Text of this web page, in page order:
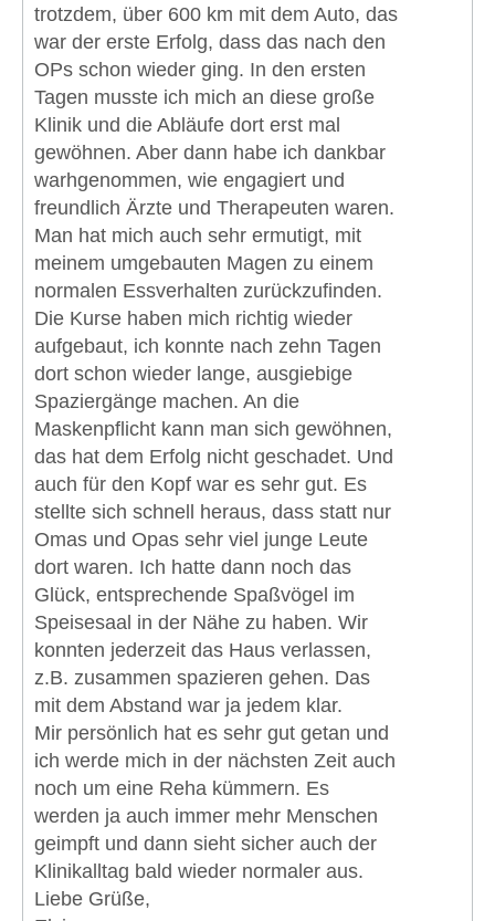
trotzdem, über 600 km mit dem Auto, das
war der erste Erfolg, dass das nach den
OPs schon wieder ging. In den ersten
Tagen musste ich mich an diese große
Klinik und die Abläufe dort erst mal
gewöhnen. Aber dann habe ich dankbar
warhgenommen, wie engagiert und
freundlich Ärzte und Therapeuten waren.
Man hat mich auch sehr ermutigt, mit
meinem umgebauten Magen zu einem
normalen Essverhalten zurückzufinden.
Die Kurse haben mich richtig wieder
aufgebaut, ich konnte nach zehn Tagen
dort schon wieder lange, ausgiebige
Spaziergänge machen. An die
Maskenpflicht kann man sich gewöhnen,
das hat dem Erfolg nicht geschadet. Und
auch für den Kopf war es sehr gut. Es
stellte sich schnell heraus, dass statt nur
Omas und Opas sehr viel junge Leute
dort waren. Ich hatte dann noch das
Glück, entsprechende Spaßvögel im
Speisesaal in der Nähe zu haben. Wir
konnten jederzeit das Haus verlassen,
z.B. zusammen spazieren gehen. Das
mit dem Abstand war ja jedem klar.
Mir persönlich hat es sehr gut getan und
ich werde mich in der nächsten Zeit auch
noch um eine Reha kümmern. Es
werden ja auch immer mehr Menschen
geimpft und dann sieht sicher auch der
Klinikalltag bald wieder normaler aus.
Liebe Grüße,